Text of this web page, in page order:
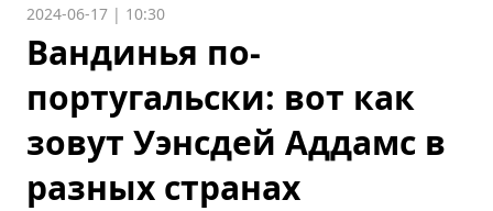
2024-06-17 | 10:30
Вандинья по-
португальски: вот как
зовут Уэнсдей Аддамс в
разных странах